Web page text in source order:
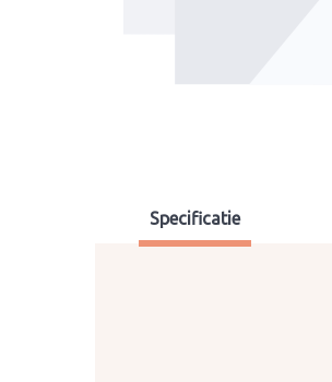
Specificatie